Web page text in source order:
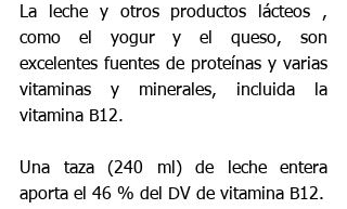
La leche y otros productos lácteos ,
como el yogur y el queso, son
excelentes fuentes de proteínas y varias
vitaminas y minerales, incluida la
vitamina B12.
Una taza (240 ml) de leche entera
aporta el 46 % del DV de vitamina B12.